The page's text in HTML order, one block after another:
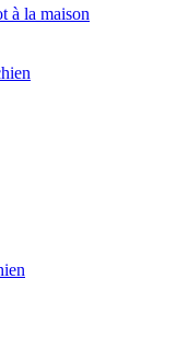
à la maison